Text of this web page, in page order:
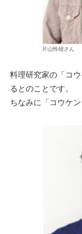
片山怜雄さん
料理研究家の「コ
るとのことです。
ちなみに「コウケ